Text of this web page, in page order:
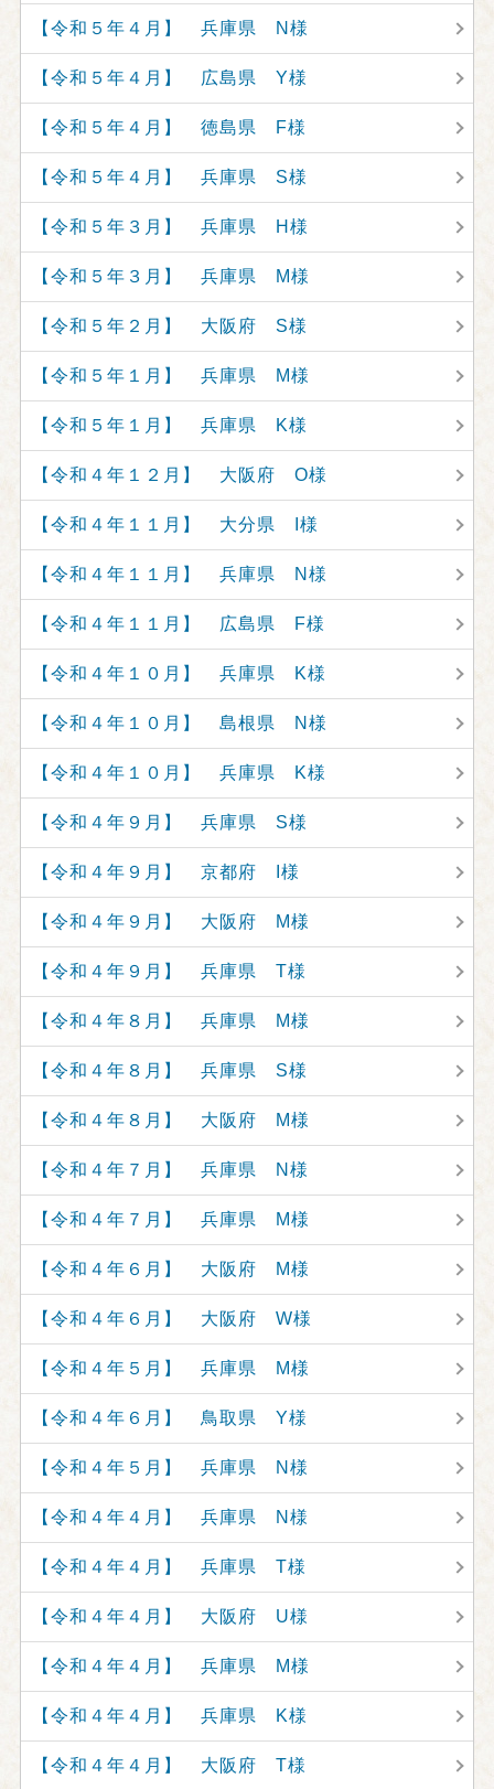
【令和５年４月】 兵庫県 N様
【令和５年４月】 広島県 Y様
【令和５年４月】 徳島県 F様
【令和５年４月】 兵庫県 S様
【令和５年３月】 兵庫県 H様
【令和５年３月】 兵庫県 M様
【令和５年２月】 大阪府 S様
【令和５年１月】 兵庫県 M様
【令和５年１月】 兵庫県 K様
【令和４年１２月】 大阪府 O様
【令和４年１１月】 大分県 I様
【令和４年１１月】 兵庫県 N様
【令和４年１１月】 広島県 F様
【令和４年１０月】 兵庫県 K様
【令和４年１０月】 島根県 N様
【令和４年１０月】 兵庫県 K様
【令和４年９月】 兵庫県 S様
【令和４年９月】 京都府 I様
【令和４年９月】 大阪府 M様
【令和４年９月】 兵庫県 T様
【令和４年８月】 兵庫県 M様
【令和４年８月】 兵庫県 S様
【令和４年８月】 大阪府 M様
【令和４年７月】 兵庫県 N様
【令和４年７月】 兵庫県 M様
【令和４年６月】 大阪府 M様
【令和４年６月】 大阪府 W様
【令和４年５月】 兵庫県 M様
【令和４年６月】 鳥取県 Y様
【令和４年５月】 兵庫県 N様
【令和４年４月】 兵庫県 N様
【令和４年４月】 兵庫県 T様
【令和４年４月】 大阪府 U様
【令和４年４月】 兵庫県 M様
【令和４年４月】 兵庫県 K様
【令和４年４月】 大阪府 T様